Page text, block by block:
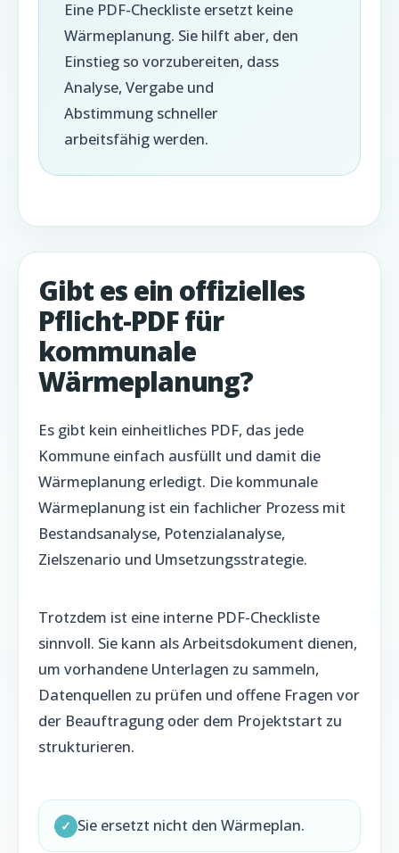
Eine PDF-Checkliste ersetzt keine
Wärmeplanung. Sie hilft aber, den
Einstieg so vorzubereiten, dass
Analyse, Vergabe und
Abstimmung schneller
arbeitsfähig werden.
Gibt es ein offizielles
Pflicht-PDF für
kommunale
Wärmeplanung?
Es gibt kein einheitliches PDF, das jede
Kommune einfach ausfüllt und damit die
Wärmeplanung erledigt. Die kommunale
Wärmeplanung ist ein fachlicher Prozess mit
Bestandsanalyse, Potenzialanalyse,
Zielszenario und Umsetzungsstrategie.
Trotzdem ist eine interne PDF-Checkliste
sinnvoll. Sie kann als Arbeitsdokument dienen,
um vorhandene Unterlagen zu sammeln,
Datenquellen zu prüfen und offene Fragen vor
der Beauftragung oder dem Projektstart zu
strukturieren.
✓ Sie ersetzt nicht den Wärmeplan.